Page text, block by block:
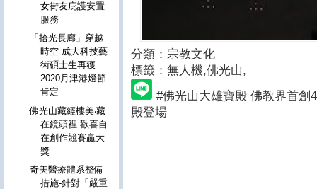
分類：宗教文化
標籤：無人機,佛光山,
#佛光山大雄寶殿 佛教界首創
殿登場
女街友庇護安置
服務
「拾光長廊」穿越
時空 成大科技藝
術碩士生再獲
2020月津港燈節
肯定
佛光山藏經樓美‧藏
在鏡頭裡 歡喜自
在創作競賽贏大
獎
奇美醫療體系整備
措施-針對「嚴重